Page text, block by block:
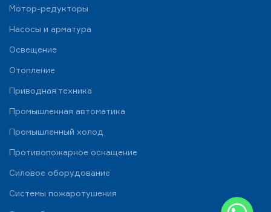
Мотор-редукторы
Насосы и арматура
Освещение
Отопление
Приводная техника
Промышленная автоматика
Промышленный холод
Противопожарное оснащение
Силовое оборудование
Системы пожаротушения
WhatsApp